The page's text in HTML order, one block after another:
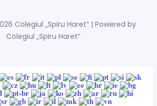
Colegiul „Spiru Haret” | Powered by
Colegiul „Spiru Haret”